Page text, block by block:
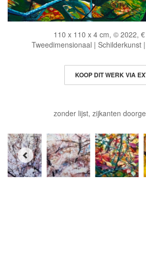
110 x 110 x 4 cm, © 2022,
Tweedimensionaal | Schilderkunst
KOOP DIT WERK VIA
zonder lijst, zijkanten